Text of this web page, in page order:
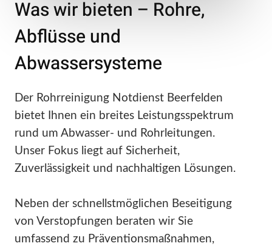
Was wir bieten – Rohre,
Abflüsse und
Abwassersysteme
Der Rohrreinigung Notdienst Beerfelden
bietet Ihnen ein breites Leistungsspektrum
rund um Abwasser- und Rohrleitungen.
Unser Fokus liegt auf Sicherheit,
Zuverlässigkeit und nachhaltigen Lösungen.
Neben der schnellstmöglichen Beseitigung
von Verstopfungen beraten wir Sie
umfassend zu Präventionsmaßnahmen,